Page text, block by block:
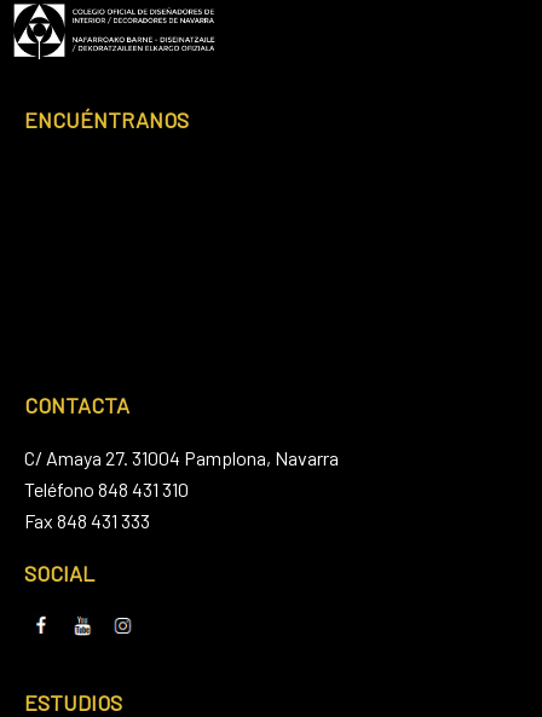
Footer
ENCUÉNTRANOS
CONTACTA
C/ Amaya 27. 31004 Pamplona, Navarra
Teléfono 848 431 310
Fax 848 431 333
SOCIAL
ESTUDIOS